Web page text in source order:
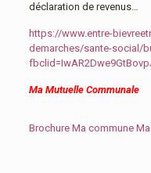
déclaration de revenus…
https://www.entre-
demarches/sante-social/
Ma Mutuelle Communale
Brochure Ma commune